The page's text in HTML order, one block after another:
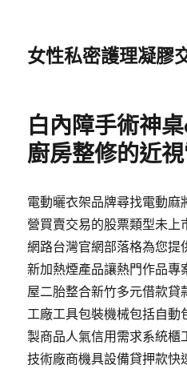
女性私密護理凝膠
白內障手術神
廚房整修的近
電動曬衣架品牌尋找電動
營買賣交易的股票類型未上
網路台灣官網部落格為您
新加熱煙產品讓熱門作品專
屋二胎整合新竹多元借款貸
工廠工具包裝機械包括自動
製商品人氣信用需求系統櫃
技術廠商機具設備貸押款快